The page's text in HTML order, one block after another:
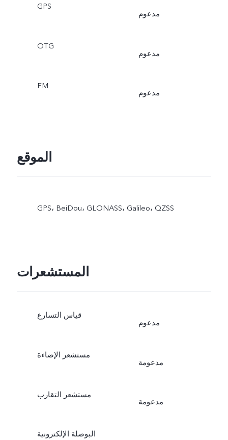
GPS
مدعوم
OTG
مدعوم
FM
مدعوم
الموقع
GPS، BeiDou، GLONASS، Galileo، QZSS
المستشعرات
قياس التسارع
مدعوم
مستشعر الإضاءة
مدعومة
مستشعر التقارب
مدعومة
البوصلة الإلكترونية